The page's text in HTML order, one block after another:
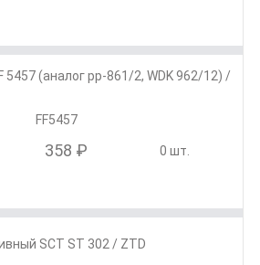
(аналог pp-861/2, WDK 962/12) /
FF5457
358 ₽ 0 шт.
SCT ST 302 / ZTD